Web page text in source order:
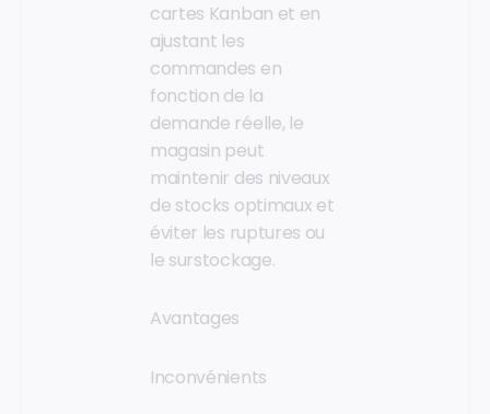
cartes Kanban et en
ajustant les
commandes en
fonction de la
demande réelle, le
magasin peut
maintenir des niveaux
de stocks optimaux et
éviter les ruptures ou
le surstockage.
Avantages
Inconvénients